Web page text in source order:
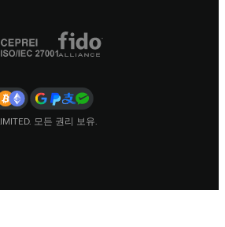
모든 권리 보유.